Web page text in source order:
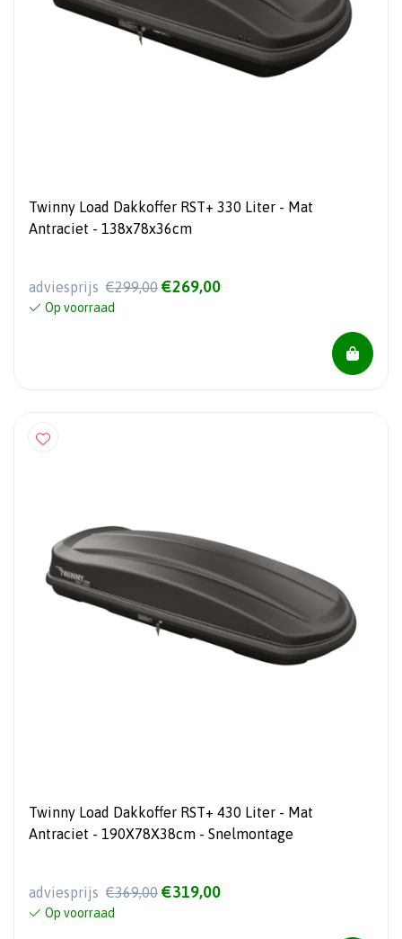
Twinny Load Dakkoffer RST+ 330 Liter - Mat
Antraciet - 138x78x36cm
adviesprijs €299,00 €269,00
Op voorraad
Twinny Load Dakkoffer RST+ 430 Liter - Mat
Antraciet - 190X78X38cm - Snelmontage
adviesprijs €369,00 €319,00
Op voorraad